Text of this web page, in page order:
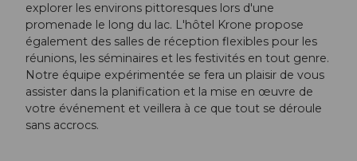
explorer les environs pittoresques lors d'une
promenade le long du lac. L'hôtel Krone propose
également des salles de réception flexibles pour les
réunions, les séminaires et les festivités en tout genre.
Notre équipe expérimentée se fera un plaisir de vous
assister dans la planification et la mise en œuvre de
votre événement et veillera à ce que tout se déroule
sans accrocs.